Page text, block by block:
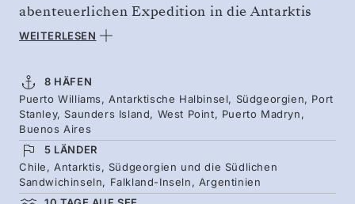
abenteuerlichen Expedition in die Antarktis
und darüber hinaus. Überqueren Sie die
verbringen Sie drei Tage zwischen
antarktischen Eisbergen und gewaltigen
Gletschern, bevor Sie weiter zu den
schneebedeckten Gipfeln Südgeorgiens und
den Kolonien von Königspinguinen reisen.
WEITERLESEN
8 HÄFEN
Puerto Williams, Antarktische Halbinsel, Südgeorgien, Port
Stanley, Saunders Island, West Point, Puerto Madryn,
Buenos Aires
5 LÄNDER
Chile, Antarktis, Südgeorgien und die Südlichen
Sandwichinseln, Falkland-Inseln, Argentinien